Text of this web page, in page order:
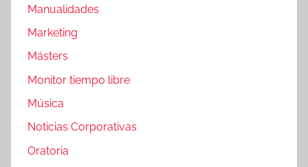
Manualidades
Marketing
Másters
Monitor tiempo libre
Música
Noticias Corporativas
Oratoria